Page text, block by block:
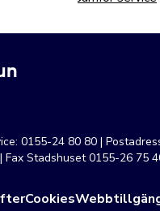
0155-24 80 80 |
Stadshuset 0155-26 75
Cookies